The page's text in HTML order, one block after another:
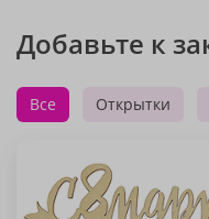
Добавьте к
Все Открытки